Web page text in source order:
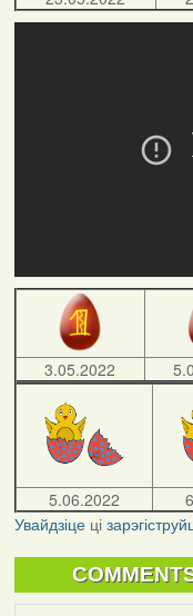
3.05.2022
5.06.2022
Увайдзіцеці